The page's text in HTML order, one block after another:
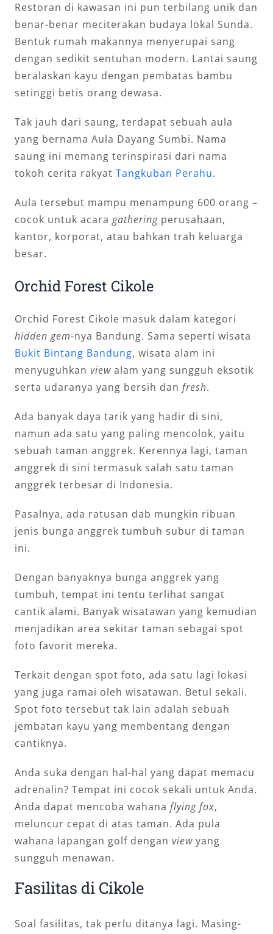
Restoran di kawasan ini pun terbilang unik dan
benar-benar meciterakan budaya lokal Sunda.
Bentuk rumah makannya menyerupai sang
dengan sedikit sentuhan modern. Lantai saung
beralaskan kayu dengan pembatas bambu
setinggi betis orang dewasa.
Tak jauh dari saung, terdapat sebuah aula
yang bernama Aula Dayang Sumbi. Nama
saung ini memang terinspirasi dari nama
tokoh cerita rakyat Tangkuban Perahu.
Aula tersebut mampu menampung 600 orang –
cocok untuk acaragathering perusahaan,
kantor, korporat, atau bahkan trah keluarga
besar.
Orchid Forest Cikole
Orchid Forest Cikole masuk dalam kategori
hidden gem-nya Bandung. Sama seperti wisata
Bukit Bintang Bandung, wisata alam ini
menyuguhkan view alam yang sungguh eksotik
serta udaranya yang bersih dan fresh.
Ada banyak daya tarik yang hadir di sini,
namun ada satu yang paling mencolok, yaitu
sebuah taman anggrek. Kerennya lagi, taman
anggrek di sini termasuk salah satu taman
anggrek terbesar di Indonesia.
Pasalnya, ada ratusan dab mungkin ribuan
jenis bunga anggrek tumbuh subur di taman
ini.
Dengan banyaknya bunga anggrek yang
tumbuh, tempat ini tentu terlihat sangat
cantik alami. Banyak wisatawan yang kemudian
menjadikan area sekitar taman sebagai spot
foto favorit mereka.
Terkait dengan spot foto, ada satu lagi lokasi
yang juga ramai oleh wisatawan. Betul sekali.
Spot foto tersebut tak lain adalah sebuah
jembatan kayu yang membentang dengan
cantiknya.
Anda suka dengan hal-hal yang dapat memacu
adrenalin? Tempat ini cocok sekali untuk Anda.
Anda dapat mencoba wahana flying fox,
meluncur cepat di atas taman. Ada pula
wahana lapangan golf dengan view yang
sungguh menawan.
Fasilitas di Cikole
Soal fasilitas, tak perlu ditanya lagi. Masing-